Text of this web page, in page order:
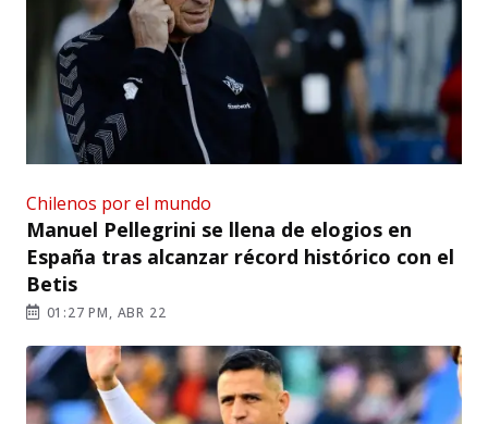
Chilenos por el mundo
Manuel Pellegrini se llena de elogios en
España tras alcanzar récord histórico con el
Betis
01:27 PM, ABR 22